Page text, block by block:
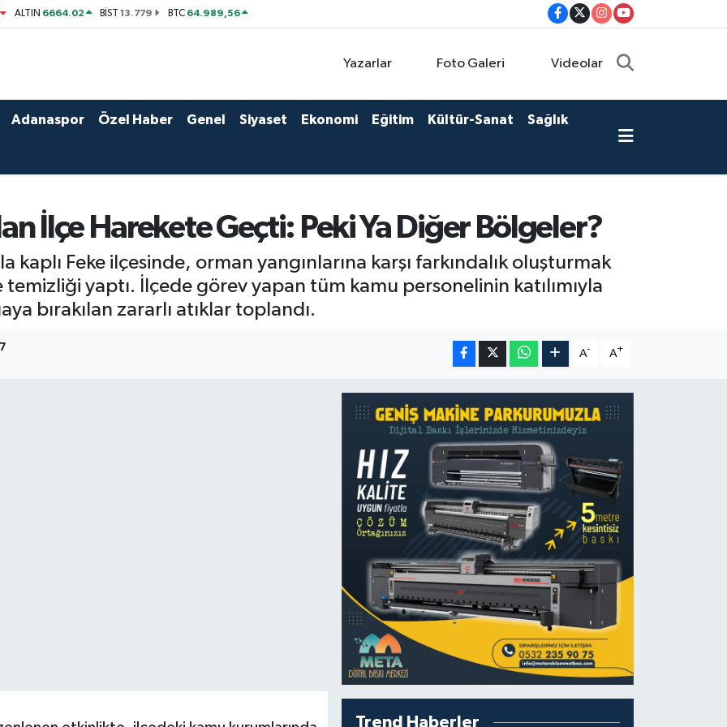
ALTIN 6664.02 BİST13.779 BTC 64.989,56
Yazarlar Foto Galeri Videolar
Adanaspor Özel Haber Genel Siyaset Ekonomi Eğitim Kültür-Sanat Sağlık
İlçe Harekete Geçti: Peki Ya Diğer Bölgeler?
kaplı Feke ilçesinde, orman yangınlarına karşı farkındalık oluşturmak
yaptı. İlçede görev yapan tüm kamu personelinin katılımıyla
bırakılan zararlı atıklar toplandı.
A- A+
Trend Haberler